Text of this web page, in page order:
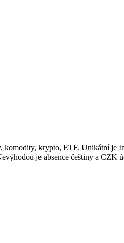
krypto, ETF. Unikátní je
je absence češtiny a CZK